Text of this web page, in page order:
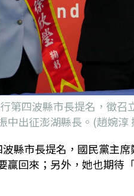
第四波縣市長提名，徵
中出征澎湖縣長。(趙婉淳
波縣市長提名，國民黨主
贏回來；另外，她也期待